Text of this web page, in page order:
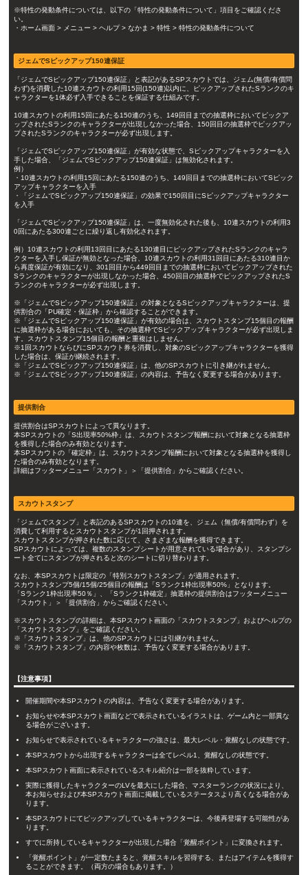
※特性の発動条件については、以下の「特性の発動条件について」項目をご確認くださ
い。
・ホーム画面 > メニュー > ヘルプ > なかま > 特性 > 特性の発動条件について
ジェムでSピックアップ150連保証
「ジェムでSピックアップ150連保証」と表記があるSPスカウトでは、ジェム(無償/有償問
わず)を消費した10連スカウトの利用15回(150連)以内に、ピックアップされたSランクのキ
ャラクターを1体必ず入手できることを保証する仕組みです。
10連スカウトの利用15回にあたる150連のうち、149回目までの抽選枠においてピックア
ップされたSランクのキャラクターが出現しなかった場合、150回目の抽選枠でピックアッ
プされたSランクのキャラクターが必ず出現します。
「ジェムでSピックアップ150連保証」が有効な状態で、Sピックアップキャラクターを入
手した場合、「ジェムでSピックアップ150連保証」は無効化されます。
例）
・10連スカウトの利用15回にあたる150連のうち、149回目までの抽選枠においてSピック
アップキャラクターを入手
・「ジェムでSピックアップ150連保証」の効果で150回目にSピックアップキャラクター
を入手
「ジェムでSピックアップ150連保証」は、一度無効化された後も、10連スカウトの利用3
0回にあたる300連ごとに繰り返し有効化されます。
例）10連スカウトの利用13回目にあたる130連目にピックアップされたSランクのキャラ
クターを入手し保証が無効となった場合、10連スカウトの利用31回目にあたる310連目か
ら再度保証が有効になり、301回目から449回目までの抽選枠においてピックアップされた
Sランクのキャラクターが出現しなかった場合、450回目の抽選枠でピックアップされたS
ランクのキャラクターが必ず出現します。
※「ジェムでSピックアップ150連保証」の対象となるSピックアップキャラクターは、提
供割合の「PU確定・保証枠」から確認することができます。
※「ジェムでSピックアップ150連保証」が有効の場合は、スカウトスタンプ15個目の報酬
に抽選枠がある場合においても、その抽選枠でSピックアップキャラクターが必ず出現しま
す。スカウトスタンプ15個目の報酬と重複はしません。
※1回スカウトならびにSPスカウト券を消費し、対象のSピックアップキャラクターを獲得
した場合は、保証が継続されます。
※「ジェムでSピックアップ150連保証」は、他のSPスカウトに引き継がれません。
※「ジェムでSピックアップ150連保証」の内容は、予告なく変更する場合があります。
提供割合
提供割合はSPスカウトによって異なります。
本SPスカウトの「S出現率50%枠」は、スカウトスタンプ報酬において対象となる抽選枠
を獲得した場合のみ有効となります。
本SPスカウトの「確定枠」は、スカウトスタンプ報酬において対象となる抽選枠を獲得し
た場合のみ有効となります。
詳細はフッターメニュー「スカウト」＞「提供割合」からご確認ください。
スカウトスタンプ
「ジェムでスタンプ」と表記のあるSPスカウトの10連を、ジェム（無償/有償問わず）を
消費して利用するとスカウトスタンプが1回押されます。
スカウトスタンプが押された数に応じて、さまざまな報酬を獲得できます。
SPスカウトによっては、複数のスタンプシートが用意されている場合があり、スタンプシ
ート全てにスタンプが押されると次のシートに切り替わります。
なお、本SPスカウトは限定の「特別スカウトスタンプ」が適用されます。
スカウトスタンプ5個/15個/25個目の報酬は「Sランク1枠出現率50%」となります。
「Sランク1枠出現率50％」、「Sランク1枠確定」抽選枠の提供割合はフッターメニュー
「スカウト」＞「提供割合」からご確認ください。
※スカウトスタンプの詳細は、本SPスカウト画面の「スカウトスタンプ」およびヘルプの
「スカウトスタンプ」をご確認ください。
※「スカウトスタンプ」は、他のSPスカウトには引継がれません。
※「スカウトスタンプ」の内容や枚数は、予告なく変更する場合があります。
【注意事項】
開催期間や本SPスカウトの内容は、予告なく変更する場合があります。
お知らせや本SPスカウト画面などで表示されているイラストは、ゲーム内と一部異な
る場合がございます。
お知らせで表示されているキャラクターの強さは、最大レベル・覚醒なしの状態です。
本SPスカウトから出現するキャラクターは全てレベル1、覚醒なしの状態です。
本SPスカウト画面に表示されているスキル紹介は一部を抜粋しています。
実際に獲得したキャラクターのLVを最大にした場合、マスターランクの状況により、
本お知らせおよび本SPスカウト画面に掲載しているステータスより高くなる場合があ
ります。
本SPスカウトにてピックアップしているキャラクターは、今後再登場する可能性があ
ります。
すでに所持しているキャラクターが出現した場合「覚醒ポイント」に変換されます。
「覚醒ポイント」が一定数たまると、覚醒スキルを習得する、またはアイテムを獲得す
ることができます。（両方の場合もあります。）